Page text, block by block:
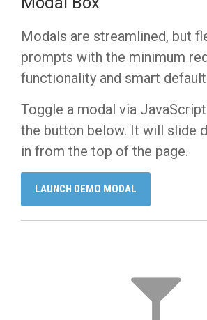
Modals are streamlined, but
prompts with the minimum
functionality and smart
Toggle a modal via
the button below. It will slide
in from the top of the page.
LAUNCH DEMO MODAL